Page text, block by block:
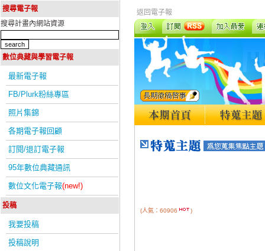
搜尋電子報
搜尋計畫內網站資源
數位典藏與學習電子報
最新電子報
FB/Plurk粉絲專區
照片集錦
各期電子報回顧
訂閱/退訂電子報
95年數位典藏通訊
數位文化電子報(new!)
投稿
我要投稿
投稿說明
返回電子報
(人氣：60906 )